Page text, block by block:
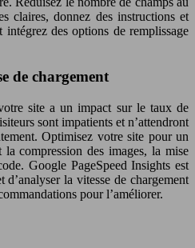
claires, donnez des instructions et
intégrez des options de remplissage
de chargement
site a un impact sur le taux de
sont impatients et n’attendront
Optimisez votre site pour un
compression des images, la mise
Google PageSpeed Insights est
la vitesse de chargement
pour l’améliorer.